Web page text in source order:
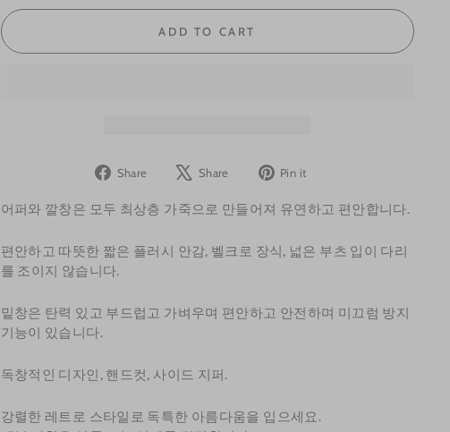
ADD TO CART
Share
Share
Facebook
Share
Tweet
X
Pin it
Pinterest
어퍼와 깔창은 모두 최상층 가죽으로 만들어져 유연하고 편안합니다.
편안하고 따뜻한 짧은 플러시 안감, 벨크로 장식, 넓은 부츠 입이 다리
를 조이지 않습니다.
밑창은 탄력 있고 부드럽고 가벼우며 편안하고 안전하며 미끄럼 방지
기능이 있습니다.
독창적인 디자인, 핸드컷, 사이드 지퍼.
강렬한 레트로 스타일로 독특한 아름다움을 입으세요.